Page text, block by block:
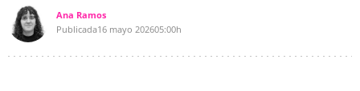
Ana Ramos
Publicada16 mayo 202605:00h